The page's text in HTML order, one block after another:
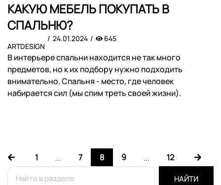
КАКУЮ МЕБЕЛЬ ПОКУПАТЬ В
СПАЛЬНЮ?
ARTDESIGN
24.01.2024 645
В интерьере спальни находится не так много
предметов, но к их подбору нужно подходить
внимательно. Спальня - место, где человек
набирается сил (мы спим треть своей жизни).
1 ... 7 8 9 ... 12
НАЙТИ